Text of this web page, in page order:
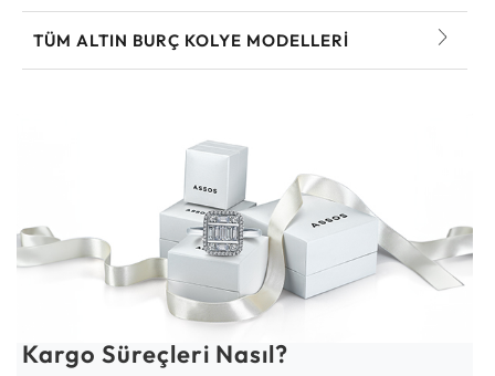
TÜM ALTIN BURÇ KOLYE MODELLERI
Kargo Süreçleri Nasıl?